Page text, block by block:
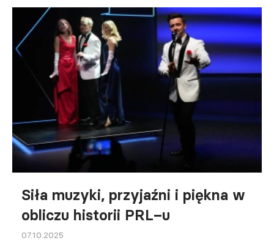
Siła muzyki, przyjaźni i piękna w
obliczu historii PRL–u
07.10.2025